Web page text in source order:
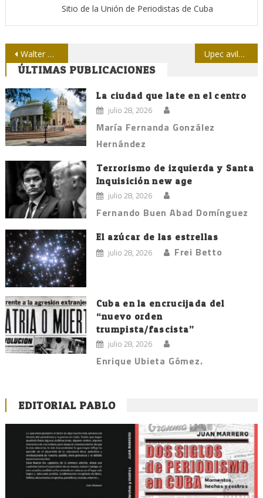
Sitio de la Unión de Periodistas de Cuba
Navegación
de
entradas
Walter Martínez, conductor de Dossier, en Radio Reloj Upec avileña con nuevos retos en el 2016
ÚLTIMAS PUBLICACIONES
La ciudad que late en el centro
julio 28, 2026
María Fernanda González
Hernández
Terrorismo de izquierda y Santa
Inquisición new age
julio 28, 2026
Fernando Buen Abad Domínguez
El azúcar de las estrellas
julio 28, 2026 Frei Betto
Cuba en la encrucijada del
“nuevo orden
trumpista/fascista”
julio 28, 2026
Enrique Ubieta Gómez.
EDITORIAL PABLO